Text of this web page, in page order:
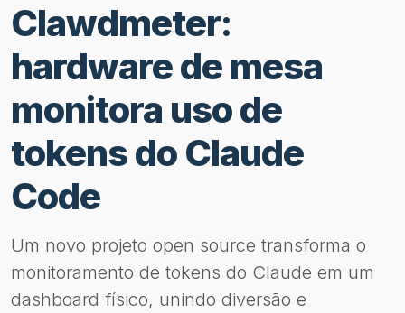
Clawdmeter:
hardware de mesa
monitora uso de
tokens do Claude
Code
Um novo projeto open source transforma o
monitoramento de tokens do Claude em um
dashboard físico, unindo diversão e